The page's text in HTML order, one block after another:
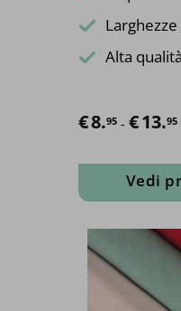
Alta qualità
€8.95 - €13.95
Vedi